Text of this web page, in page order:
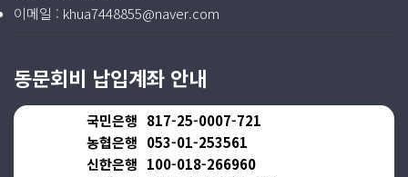
이메일 : khua7448855@naver.com
동문회비 납입계좌 안내
국민은행 817-25-0007-721
농협은행 053-01-253561
신한은행 100-018-266960